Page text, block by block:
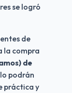
se logró
de
la compra
de
podrán
práctica y